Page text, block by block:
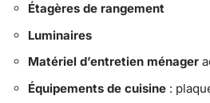
Étagères de rangement
Luminaires
Matériel d’entretien ménager
Équipements de cuisine :